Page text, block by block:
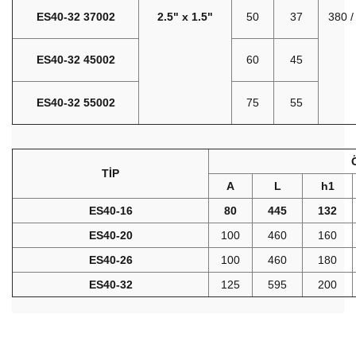
2.5" x 1.5" 380 /
ES40-32 37002 50 37
ES40-32 45002 60 45
ES40-32 55002 75 55
TİP
A
L
h1
ES40-16
80 445
132
ES40-20
100 460
160
ES40-26
100 460
180
ES40-32
125 595 200